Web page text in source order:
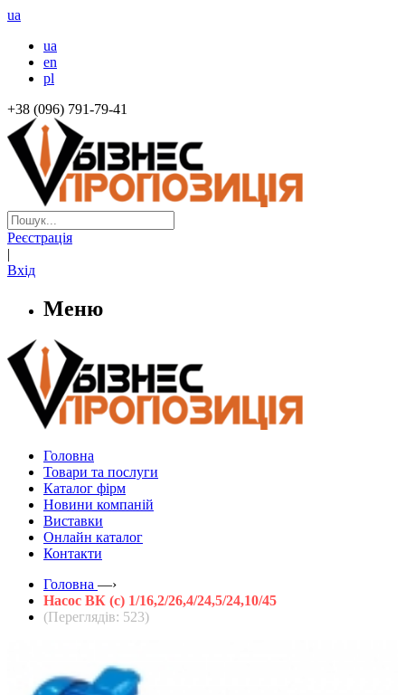
ua
ua
en
pl
+38 (096) 791-79-41
Реєстрація
|
Вхід
Меню
Головна
Товари та послуги
Каталог фірм
Новини компаній
Виставки
Онлайн каталог
Контакти
Головна —›
Насос ВК (с) 1/16,2/26,4/24,5/24,10/45
(Переглядів: 523)